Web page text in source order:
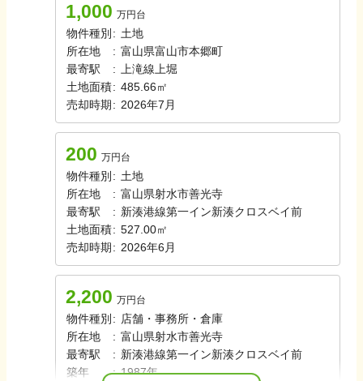
1,000 万円台
物件種別 : 土地
所在地
: 富山県富山市本郷町
最寄駅
: 上滝線 上堀
土地面積: 485.66㎡
売却時期 : 2026年7月
200 万円台
物件種別 : 土地
所在地
: 富山県射水市善光寺
最寄駅
: 新湊港線第一イン新湊クロスベイ前
土地面積: 527.00㎡
売却時期 : 2026年6月
2,200 万円台
物件種別 : 店舗・事務所・倉庫
所在地
: 富山県射水市善光寺
最寄駅
: 新湊港線第一イン新湊クロスベイ前
築年
: 1987年